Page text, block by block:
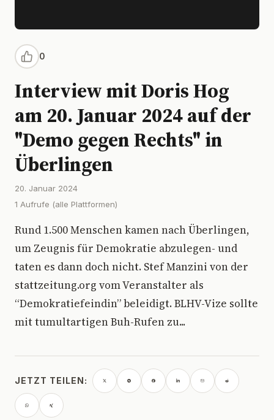
0
Interview mit Doris Hog
am 20. Januar 2024 auf der
"Demo gegen Rechts" in
Überlingen
20. Januar 2024
1 Aufrufe (alle Plattformen)
Rund 1.500 Menschen kamen nach Überlingen,
um Zeugnis für Demokratie abzulegen- und
taten es dann doch nicht. Stef Manzini von der
stattzeitung.org vom Veranstalter als
“Demokratiefeindin” beleidigt. BLHV-Vize sollte
mit tumultartigen Buh-Rufen zu...
JETZT TEILEN: